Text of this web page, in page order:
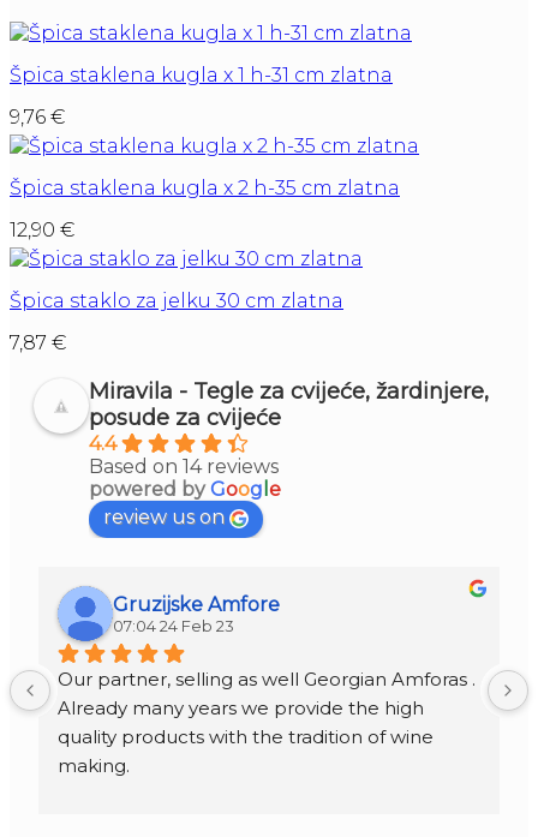
Špica staklena kugla x 1 h-31 cm zlatna
9,76 €
Špica staklena kugla x 2 h-35 cm zlatna
12,90 €
Špica staklo za jelku 30 cm zlatna
7,87 €
Miravila - Tegle za cvijeće, žardinjere,
posude za cvijeće
4.4
Based on 14 reviews
powered byGoog e
review us on
Gruzijske Amfore
07:04 24 Feb 23
Our partner, selling as well Georgian Amforas .
Already many years we provide the high
quality products with the tradition of wine
making.